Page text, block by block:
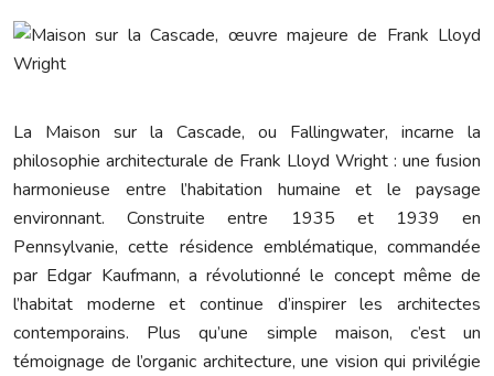
La Maison sur la Cascade, ou Fallingwater, incarne la
philosophie architecturale de Frank Lloyd Wright : une fusion
harmonieuse entre l’habitation humaine et le paysage
environnant. Construite entre 1935 et 1939 en
Pennsylvanie, cette résidence emblématique, commandée
par Edgar Kaufmann, a révolutionné le concept même de
l’habitat moderne et continue d’inspirer les architectes
contemporains. Plus qu’une simple maison, c’est un
témoignage de l’organic architecture, une vision qui privilégie